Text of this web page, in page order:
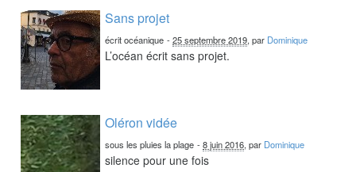
Sans projet
écrit océanique -25 septembre 2019, par Dominique
L’océan écrit sans projet.
Oléron vidée
sous les pluies la plage -8 juin 2016, par Dominique
silence pour une fois